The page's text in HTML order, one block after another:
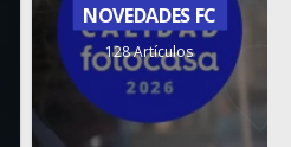
NOVEDADES FC
128 Artículos